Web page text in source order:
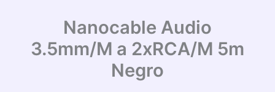
Nanocable Audio
3.5mm/M a 2xRCA/M 5m
Negro